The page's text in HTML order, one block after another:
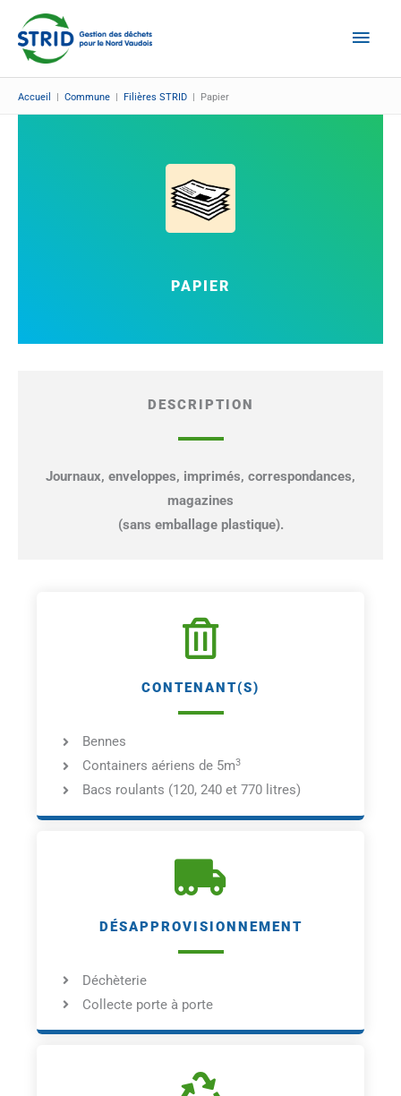
contenu
Accueil | Commune | Filières STRID | Papier
PAPIER
DESCRIPTION
Journaux, enveloppes, imprimés, correspondances,
magazines
(sans emballage plastique).
CONTENANT(S)
Bennes
Containers aériens de 5m3
Bacs roulants (120, 240 et 770 litres)
DÉSAPPROVISIONNEMENT
Déchèterie
Collecte porte à porte